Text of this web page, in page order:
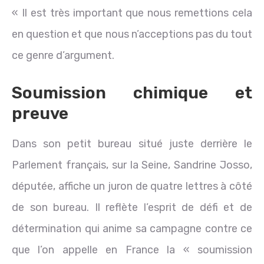
« Il est très important que nous remettions cela
en question et que nous n’acceptions pas du tout
ce genre d’argument.
Soumission chimique et
preuve
Dans son petit bureau situé juste derrière le
Parlement français, sur la Seine, Sandrine Josso,
députée, affiche un juron de quatre lettres à côté
de son bureau. Il reflète l’esprit de défi et de
détermination qui anime sa campagne contre ce
que l’on appelle en France la « soumission